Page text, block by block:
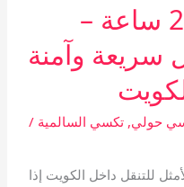
تاكسي السالمية 24 ساعة –
وآمنة
حولي,تكسي السالمية /
.. الحل الأمثل للتنقل داخل الكويت إذا